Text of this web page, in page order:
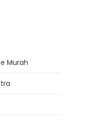
Murah